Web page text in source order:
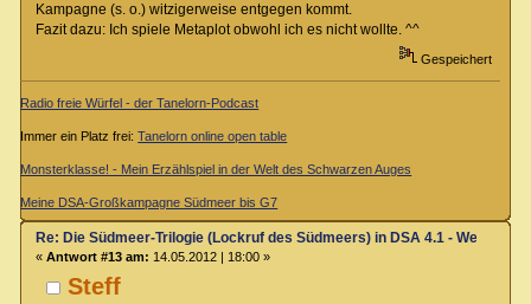
Kampagne (s. o.) witzigerweise entgegen kommt.
Fazit dazu: Ich spiele Metaplot obwohl ich es nicht wollte. ^^
Gespeichert
Radio freie Würfel - der Tanelorn-Podcast
Immer ein Platz frei:Tanelorn online open table
Monsterklasse! - Mein Erzählspiel in der Welt des Schwarzen Auges
Meine DSA-Großkampagne Südmeer bis G7
Steff
Re: Die Südmeer-Trilogie (Lockruf des Südmeers) in DSA 4.1 - Wer hat
« Antwort #13 am: 14.05.2012 | 18:00 »